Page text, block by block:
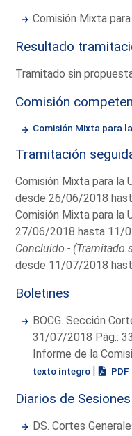
Comisión Mixta
Resultado
Tramitado sin
Comisión
Comisión Mixta para
Tramitación
Comisión Mixta para la
desde 26/06/2018
Comisión Mixta para la
27/06/2018 hasta 11/
Concluido - (Tramitado
desde 11/07/2018
Boletines
BOCG. Sección
31/07/2018 Pág.: 33
Informe de la
texto íntegro | PDF
Diarios de Sesiones
DS. Cortes